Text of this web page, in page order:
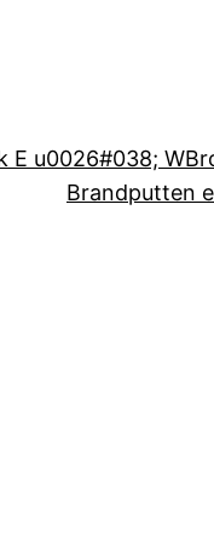
E u0026#038; W
Brandputten